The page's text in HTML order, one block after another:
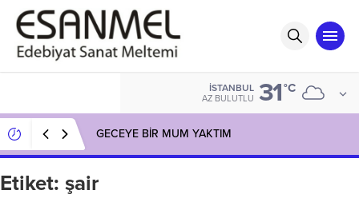
İSTANBUL
AZ BULUTLU 31°C
GECEYE BİR MUM YAKTIM
Etiket: şair